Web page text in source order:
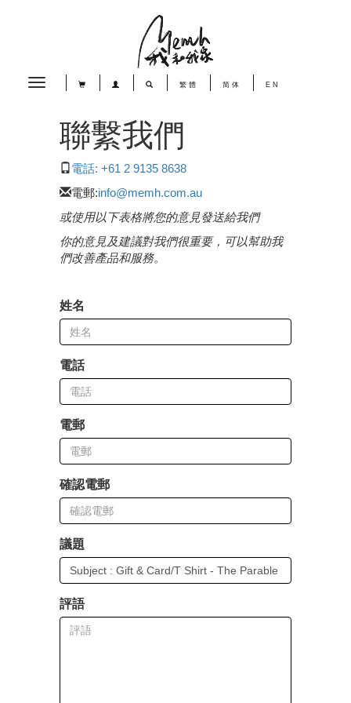
Toggle
繁體 简体 EN
聯繫我們
電話: +61 2 9135 8638
電郵:info@memh.com.au
或使用以下表格將您的意見發送給我們
你的意見及建議對我們很重要，可以幫助我
們改善產品和服務。
姓名
電話
電郵
確認電郵
議題
評語